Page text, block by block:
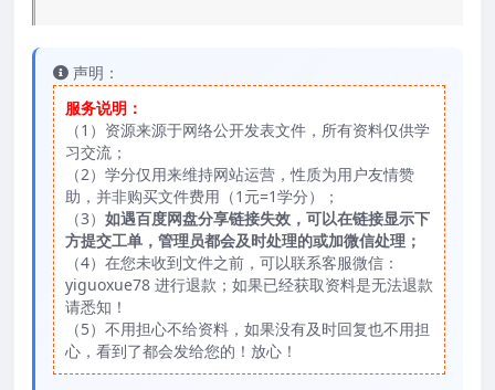
声明：
服务说明：
（1）资源来源于网络公开发表文件，所有资料仅供学
习交流；
（2）学分仅用来维持网站运营，性质为用户友情赞
助，并非购买文件费用（1元=1学分）；
（3） 如遇百度网盘分享链接失效，可以在链接显示下
方提交工单，管理员都会及时处理的或加微信处理；
（4）在您未收到文件之前，可以联系客服微信：
yiguoxue78 进行退款；如果已经获取资料是无法退款
请悉知！
（5）不用担心不给资料，如果没有及时回复也不用担
心，看到了都会发给您的！放心！